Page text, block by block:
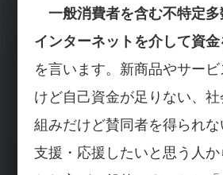
一般消費者を含む不特定多
インターネットを介して資
を言います。新商品やサー
けど自己資金が足りない、社
組みだけど賛同者を得られ
支援・応援したいと思う人